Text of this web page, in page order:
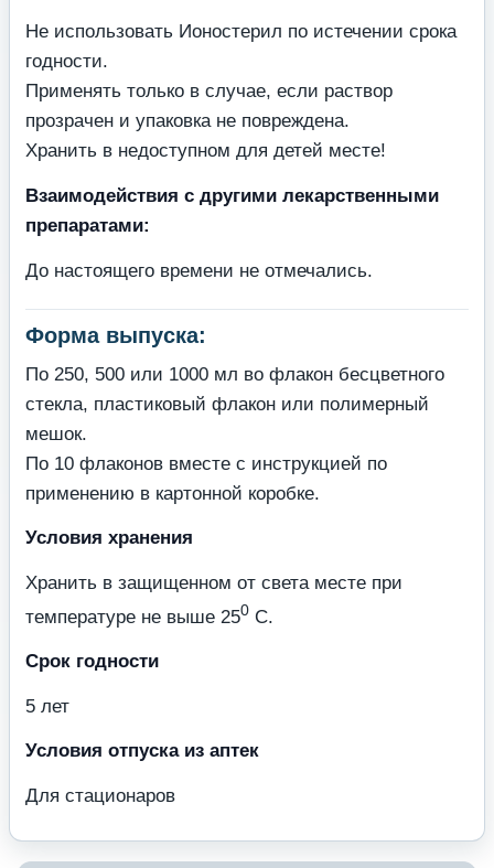
Не использовать Ионостерил по истечении срока
годности.
Применять только в случае, если раствор
прозрачен и упаковка не повреждена.
Хранить в недоступном для детей месте!
Взаимодействия с другими лекарственными
препаратами:
До настоящего времени не отмечались.
Форма выпуска:
По 250, 500 или 1000 мл во флакон бесцветного
стекла, пластиковый флакон или полимерный
мешок.
По 10 флаконов вместе с инструкцией по
применению в картонной коробке.
Условия хранения
Хранить в защищенном от света месте при
температуре не выше 250 С.
Срок годности
5 лет
Условия отпуска из аптек
Для стационаров